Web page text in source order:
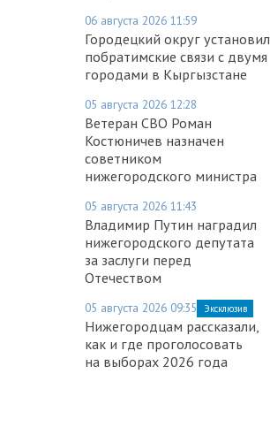
06 августа 2026 11:59
Городецкий округ установил
побратимские связи с двумя
городами в Кыргызстане
05 августа 2026 12:28
Ветеран СВО Роман
Костюничев назначен
советником
нижегородского министра
05 августа 2026 11:43
Владимир Путин наградил
нижегородского депутата
за заслуги перед
Отечеством
05 августа 2026 09:35 Эксклюзив
Нижегородцам рассказали,
как и где проголосовать
на выборах 2026 года